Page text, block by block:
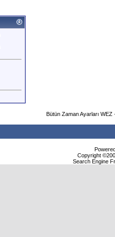
Bütün Zaman Ayarları
Copyright
Search Engine